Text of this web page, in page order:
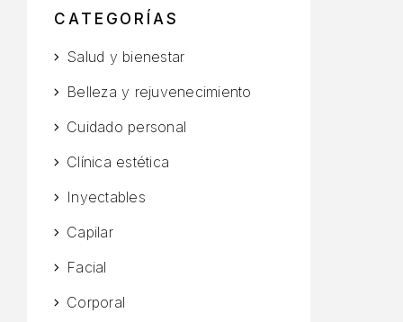
CATEGORÍAS
Salud y bienestar
Belleza y rejuvenecimiento
Cuidado personal
Clínica estética
Inyectables
Capilar
Facial
Corporal